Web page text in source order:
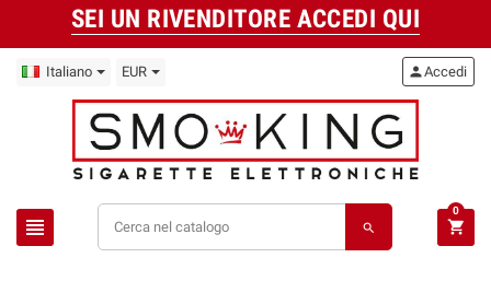
SEI UN RIVENDITORE ACCEDI QUI
Italiano EUR
view_headline search
personAccedi
shopping_cart
0